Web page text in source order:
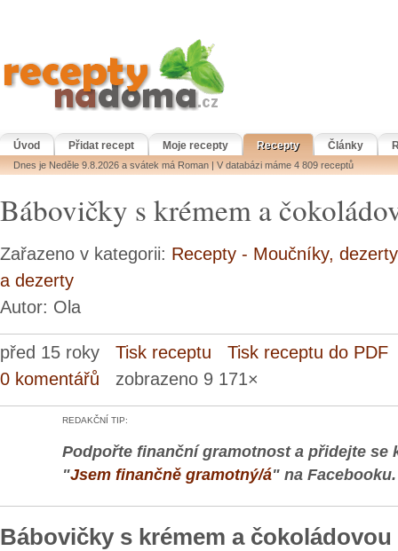
Úvod Přidat recept Moje recepty Recepty Články
Dnes je Neděle 9.8.2026 a svátek má Roman | V databázi máme 4 809 receptů
Bábovičky s krémem a
Zařazeno v kategorii: Recepty - Moučníky, dezerty
a dezerty
Autor: Ola
před 15 roky Tisk receptu
Tisk receptu do PDF
0 komentářů zobrazeno 9 171×
REDAKČNÍ TIP:
Podpořte finanční gramotnost a přidejte se
"Jsem finančně gramotný/á" na Facebooku.
Bábovičky s krémem a